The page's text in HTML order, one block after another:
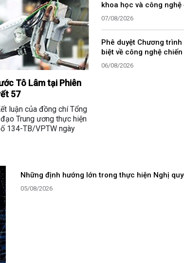
Tô Lâm tại Phiên
57
luận của đồng chí Tổng
Trung ương thực hiện
134-TB/VPTW ngày
khoa học và công nghệ
07/08/2026
Phê duyệt Chương
biệt về công nghệ
06/08/2026
Những định hướng lớn trong thực hiện Nghị
05/08/2026